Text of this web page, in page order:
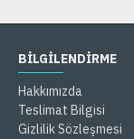
BILGILENDIRME
Hakkımızda
Teslimat Bilgisi
Gizlilik Sözleşmesi